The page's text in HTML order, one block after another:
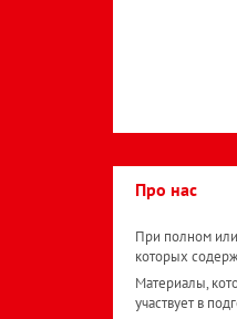
Про нас
При полном или
которых
Материалы,
участвует в